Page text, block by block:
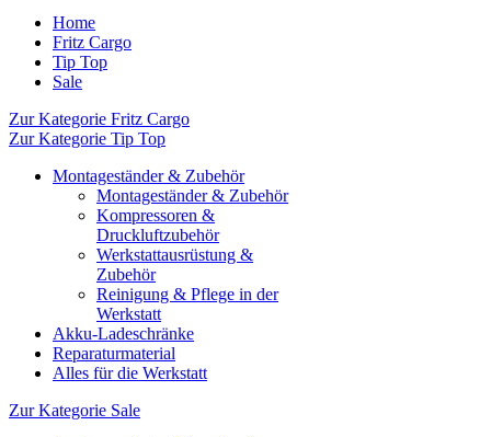
Home
Fritz Cargo
Tip Top
Sale
Zur Kategorie Fritz Cargo
Zur Kategorie Tip Top
Montageständer & Zubehör
Montageständer & Zubehör
Kompressoren &
Druckluftzubehör
Werkstattausrüstung &
Zubehör
Reinigung & Pflege in der
Werkstatt
Akku-Ladeschränke
Reparaturmaterial
Alles für die Werkstatt
Zur Kategorie Sale